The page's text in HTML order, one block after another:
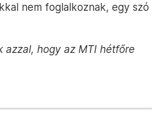
nem foglalkoznak, egy szó
azzal, hogy az MTI hétfőre